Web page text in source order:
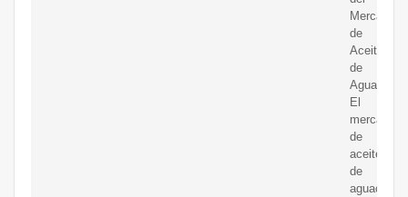
Mercado
de
Aceite
de
Aguacate.
El
mercado
de
aceite
de
aguacate